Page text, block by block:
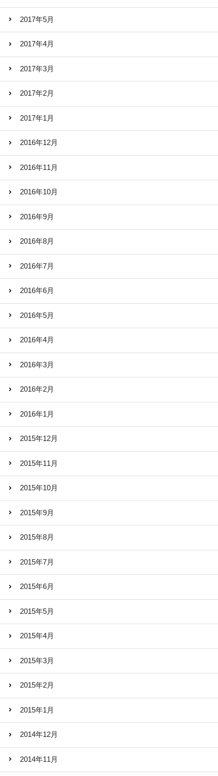
2017年5月
2017年4月
2017年3月
2017年2月
2017年1月
2016年12月
2016年11月
2016年10月
2016年9月
2016年8月
2016年7月
2016年6月
2016年5月
2016年4月
2016年3月
2016年2月
2016年1月
2015年12月
2015年11月
2015年10月
2015年9月
2015年8月
2015年7月
2015年6月
2015年5月
2015年4月
2015年3月
2015年2月
2015年1月
2014年12月
2014年11月